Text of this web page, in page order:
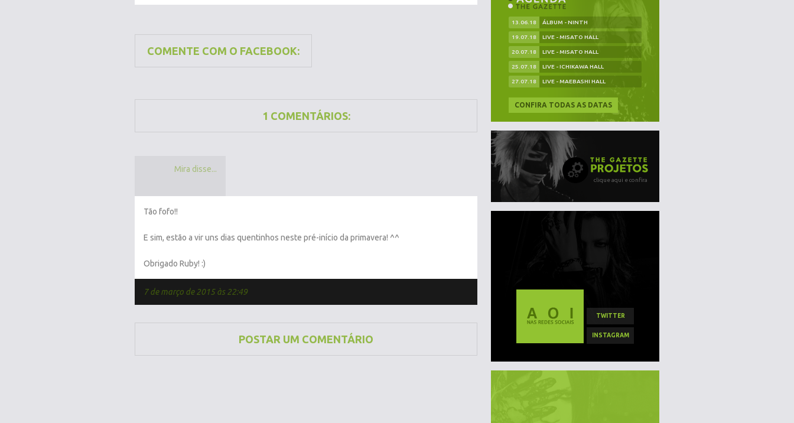
COMENTE COM O FACEBOOK:
1 COMENTÁRIOS:
Mira disse...
Tão fofo!!
E sim, estão a vir uns dias quentinhos neste pré-início da primavera! ^^
Obrigado Ruby! :)
7 de março de 2015 às 22:49
POSTAR UM COMENTÁRIO
13.06.18 ÁLBUM - NINTH
19.07.18 LIVE - MISATO HALL
20.07.18 LIVE - MISATO HALL
25.07.18 LIVE - ICHIKAWA HALL
27.07.18 LIVE - MAEBASHI HALL
CONFIRA TODAS AS DATAS
clique aqui e confira
TWITTER
INSTAGRAM